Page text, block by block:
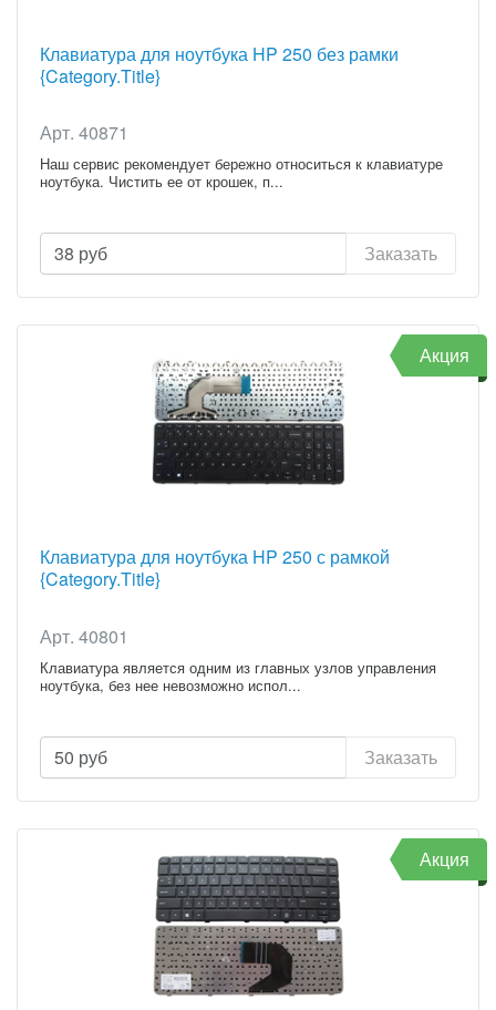
Клавиатура для ноутбука HP 250 без рамки
{Category.Title}
Арт. 40871
Наш сервис рекомендует бережно относиться к клавиатуре
ноутбука. Чистить ее от крошек, п...
38 руб Заказать
Клавиатура для ноутбука HP 250 с рамкой
{Category.Title}
Арт. 40801
Клавиатура является одним из главных узлов управления
ноутбука, без нее невозможно испол...
50 руб Заказать
Акция
Акция